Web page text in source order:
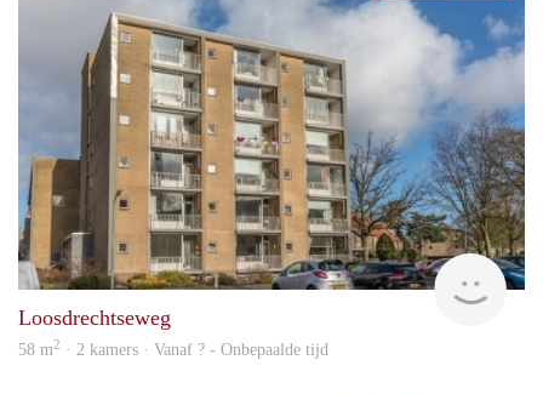
rent
Loosdrechtseweg
58 m2 · 2 kamers · Vanaf ? - Onbepaalde tijd